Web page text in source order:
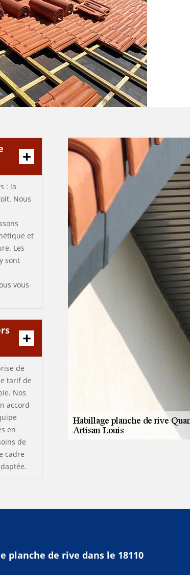
: la
Nous
et
Les
sont
vous
de
tarif de
Nos
accord
en
de
cadre
planche de rive dans le 18110